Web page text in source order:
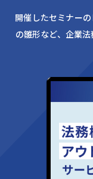
開催したセミナー
の雛形など、企業